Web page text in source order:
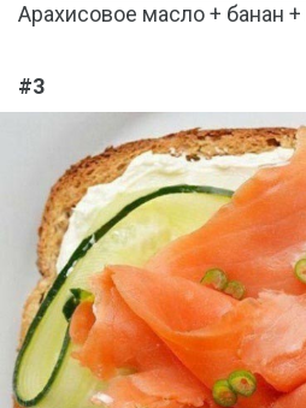
Арахисовое масло + банан +
#3